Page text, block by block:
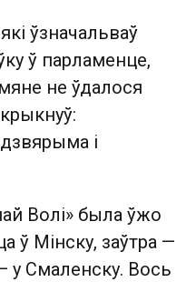
ўзначальваў
ў парламенце,
не ўдалося
і
Волі» была ўжо
ў Мінску, заўтра —
у Смаленску. Вось